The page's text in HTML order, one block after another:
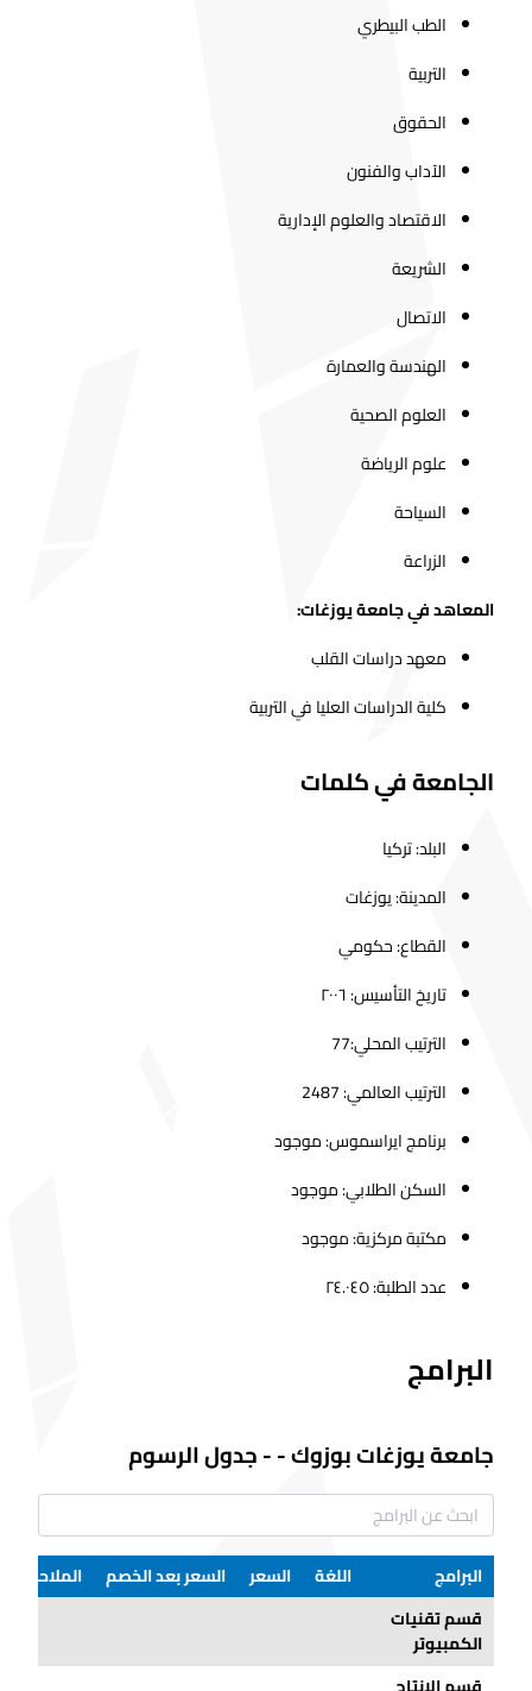
الطب البيطري
التربية
الحقوق
الآداب والفنون
الاقتصاد والعلوم الإدارية
الشريعة
الاتصال
الهندسة والعمارة
العلوم الصحية
علوم الرياضة
السياحة
الزراعة
المعاهد في جامعة يوزغات:
معهد دراسات القلب
كلية الدراسات العليا في التربية
الجامعة في كلمات
البلد: تركيا
المدينة: يوزغات
القطاع: حكومي
تاريخ التأسيس: ٢٠٠٦
الترتيب المحلي:77
الترتيب العالمي: 2487
برنامج ايراسموس: موجود
السكن الطلابي: موجود
مكتبة مركزية: موجود
عدد الطلبة: ٢٤.٠٤٥
البرامج
جامعة يوزغات بوزوك-
-جدول الرسوم
البرامج اللغة السعر السعر بعد الخصم
الملاحظات
قسم تقنيات
الكمبيوتر